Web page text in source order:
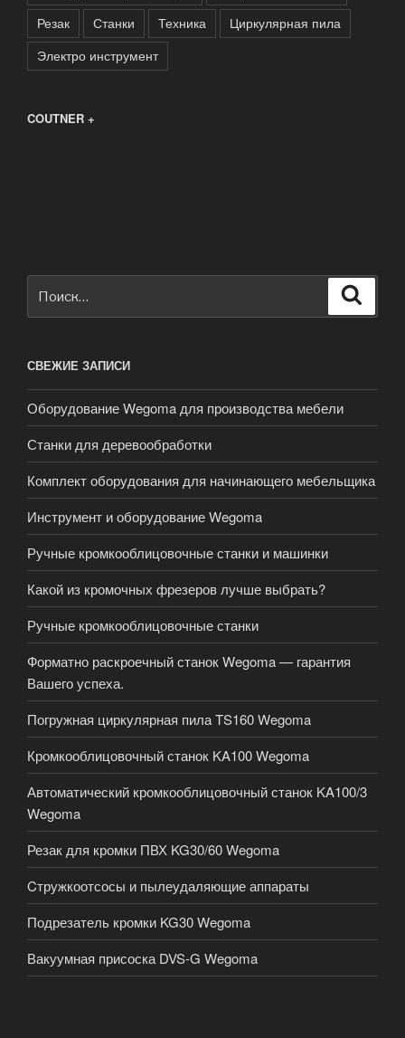
Резак
Станки Техника
Циркулярная пила
Электро инструмент
COUTNER +
СВЕЖИЕ ЗАПИСИ
Оборудование Wegoma для производства мебели
Станки для деревообработки
Комплект оборудования для начинающего мебельщика
Инструмент и оборудование Wegoma
Ручные кромкооблицовочные станки и машинки
Какой из кромочных фрезеров лучше выбрать?
Ручные кромкооблицовочные станки
Форматно раскроечный станок Wegoma — гарантия
Вашего успеха.
Погружная циркулярная пила TS160 Wegoma
Кромкооблицовочный станок KA100 Wegoma
Автоматический кромкооблицовочный станок KA100/3
Wegoma
Резак для кромки ПВХ KG30/60 Wegoma
Cтружкоотсосы и пылеудаляющие аппараты
Подрезатель кромки KG30 Wegoma
Вакуумная присоска DVS-G Wegoma